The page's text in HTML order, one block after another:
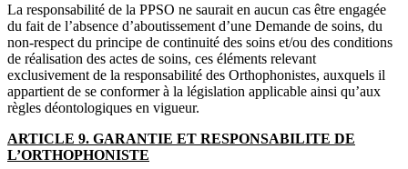
La responsabilité de la PPSO ne saurait en aucun cas être engagée
du fait de l’absence d’aboutissement d’une Demande de soins, du
non-respect du principe de continuité des soins et/ou des conditions
de réalisation des actes de soins, ces éléments relevant
exclusivement de la responsabilité des Orthophonistes, auxquels il
appartient de se conformer à la législation applicable ainsi qu’aux
règles déontologiques en vigueur.
ARTICLE 9. GARANTIE ET RESPONSABILITE DE
L’ORTHOPHONISTE